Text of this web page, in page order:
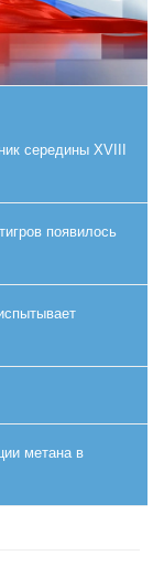
середины XVIII
появилось
метана в